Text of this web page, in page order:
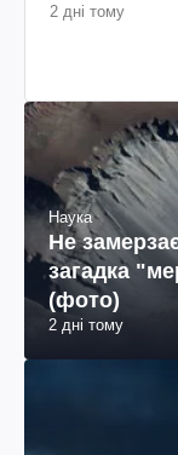
2 дні тому
Наука
Не
загадка
(фото)
2 дні тому